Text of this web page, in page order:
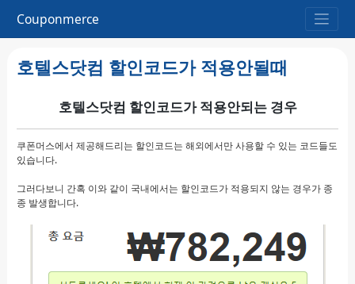
Couponmerce
호텔스닷컴 할인코드가 적용안될때
호텔스닷컴 할인코드가 적용안되는 경우
쿠폰머스에서 제공해드리는 할인코드는 해외에서만 사용할 수 있는 코드들도
있습니다.
그러다보니 간혹 이와 같이 국내에서는 할인코드가 적용되지 않는 경우가 종
종 발생합니다.